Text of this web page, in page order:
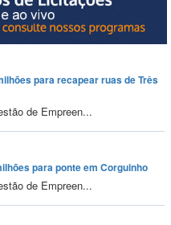
para recapear ruas de Três
de Empreen...
para ponte em Corguinho
de Empreen...